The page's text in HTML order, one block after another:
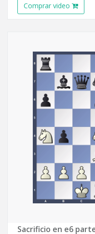
Comprar video
Sacrificio en e6